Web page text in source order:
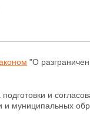
"О
и
муниципальных